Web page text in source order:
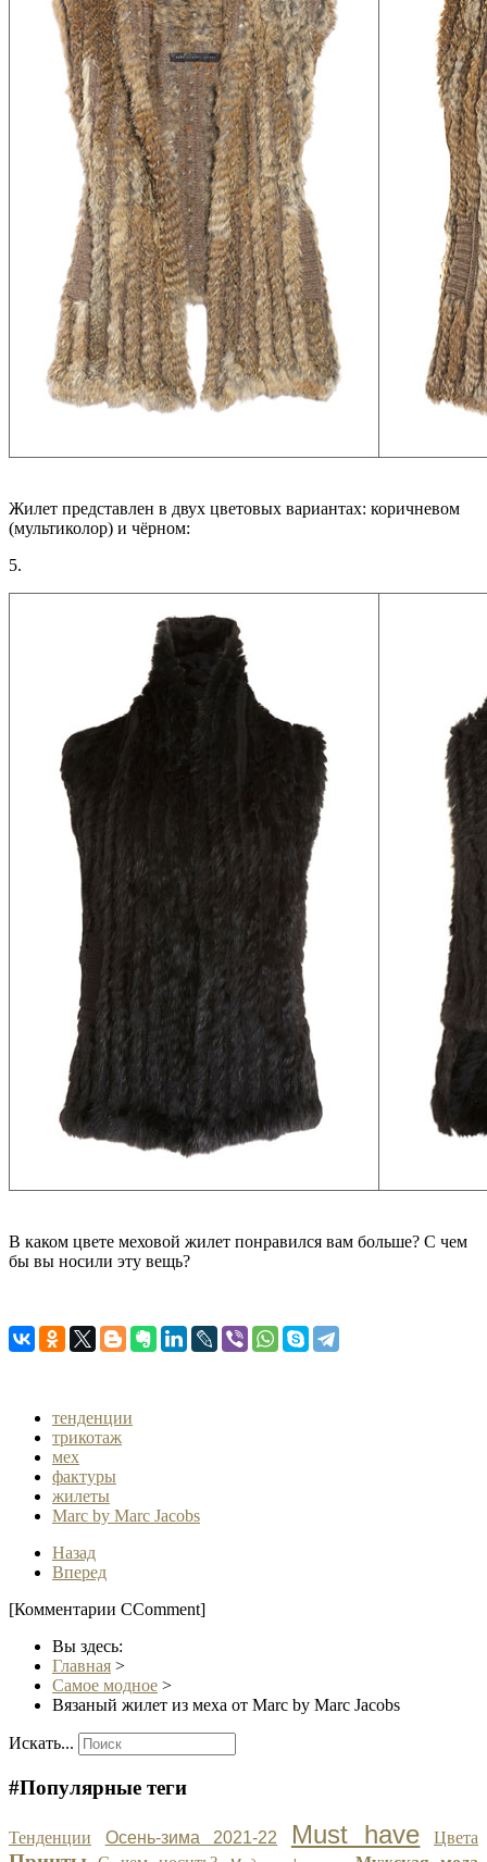
Жилет представлен в двух цветовых вариантах: коричневом
(мультиколор) и чёрном:
5.
В каком цвете меховой жилет понравился вам больше? С чем
бы вы носили эту вещь?
тенденции
трикотаж
мех
фактуры
жилеты
Marc by Marc Jacobs
Назад
Вперед
[Комментарии CComment]
Вы здесь:
Главная >
Самое модное >
Вязаный жилет из меха от Marc by Marc Jacobs
Искать...
#Популярные теги
Тенденции Осень-зима 2021-22 Must have Цвета